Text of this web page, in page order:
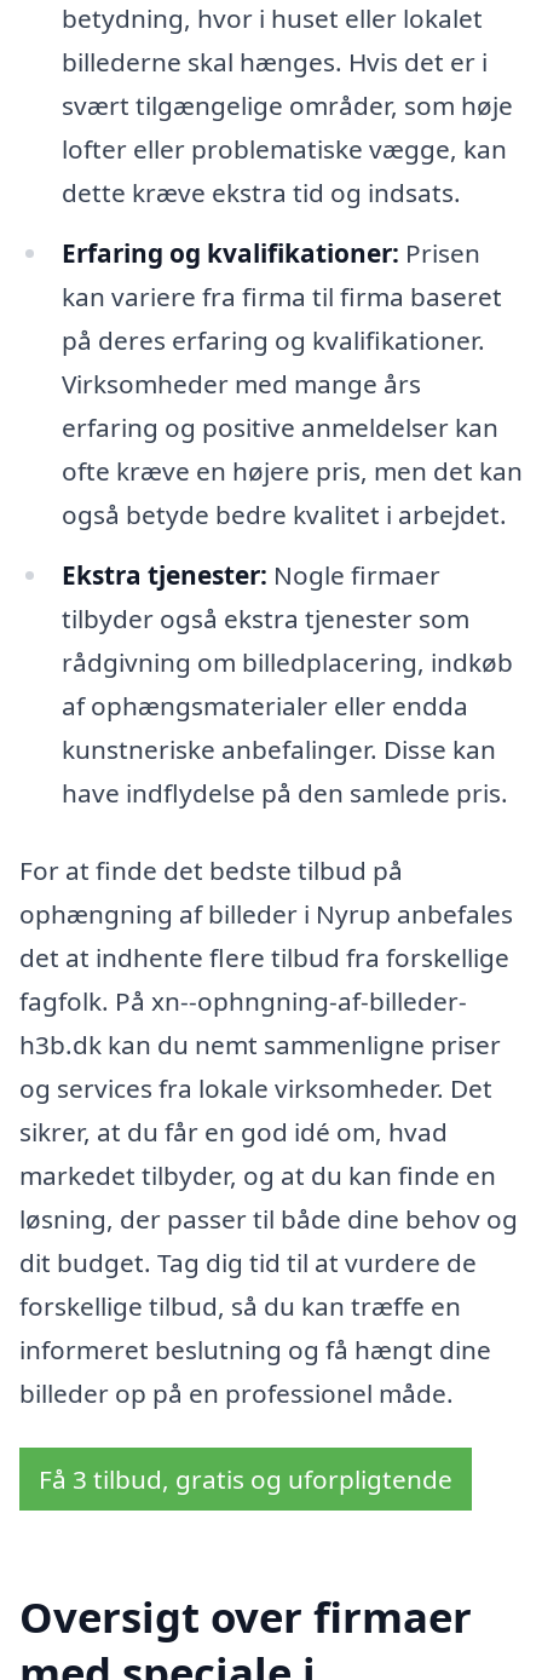
betydning, hvor i huset eller lokalet
billederne skal hænges. Hvis det er i
svært tilgængelige områder, som høje
lofter eller problematiske vægge, kan
dette kræve ekstra tid og indsats.
Erfaring og kvalifikationer: Prisen
kan variere fra firma til firma baseret
på deres erfaring og kvalifikationer.
Virksomheder med mange års
erfaring og positive anmeldelser kan
ofte kræve en højere pris, men det kan
også betyde bedre kvalitet i arbejdet.
Ekstra tjenester: Nogle firmaer
tilbyder også ekstra tjenester som
rådgivning om billedplacering, indkøb
af ophængsmaterialer eller endda
kunstneriske anbefalinger. Disse kan
have indflydelse på den samlede pris.
For at finde det bedste tilbud på
ophængning af billeder i Nyrup anbefales
det at indhente flere tilbud fra forskellige
fagfolk. På xn--ophngning-af-billeder-
h3b.dk kan du nemt sammenligne priser
og services fra lokale virksomheder. Det
sikrer, at du får en god idé om, hvad
markedet tilbyder, og at du kan finde en
løsning, der passer til både dine behov og
dit budget. Tag dig tid til at vurdere de
forskellige tilbud, så du kan træffe en
informeret beslutning og få hængt dine
billeder op på en professionel måde.
Få 3 tilbud, gratis og uforpligtende
Oversigt over firmaer